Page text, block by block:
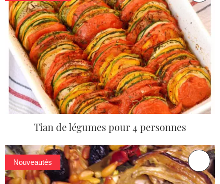
Tian de légumes pour 4 personnes
Nouveautés